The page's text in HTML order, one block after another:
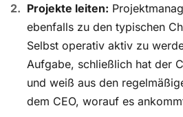
Projekte leiten:
ebenfalls zu den typischen
Selbst operativ aktiv zu
Aufgabe, schließlich hat der
und weiß aus den
dem CEO, worauf es